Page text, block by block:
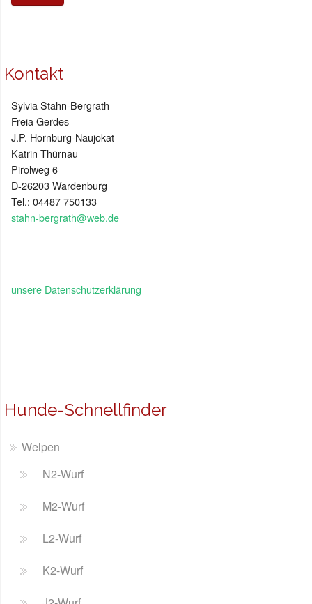
Kontakt
Sylvia Stahn-Bergrath
Freia Gerdes
J.P. Hornburg-Naujokat
Katrin Thürnau
Pirolweg 6
D-26203 Wardenburg
Tel.: 04487 750133
stahn-bergrath@web.de
unsere Datenschutzerklärung
Hunde-Schnellfinder
Welpen
N2-Wurf
M2-Wurf
L2-Wurf
K2-Wurf